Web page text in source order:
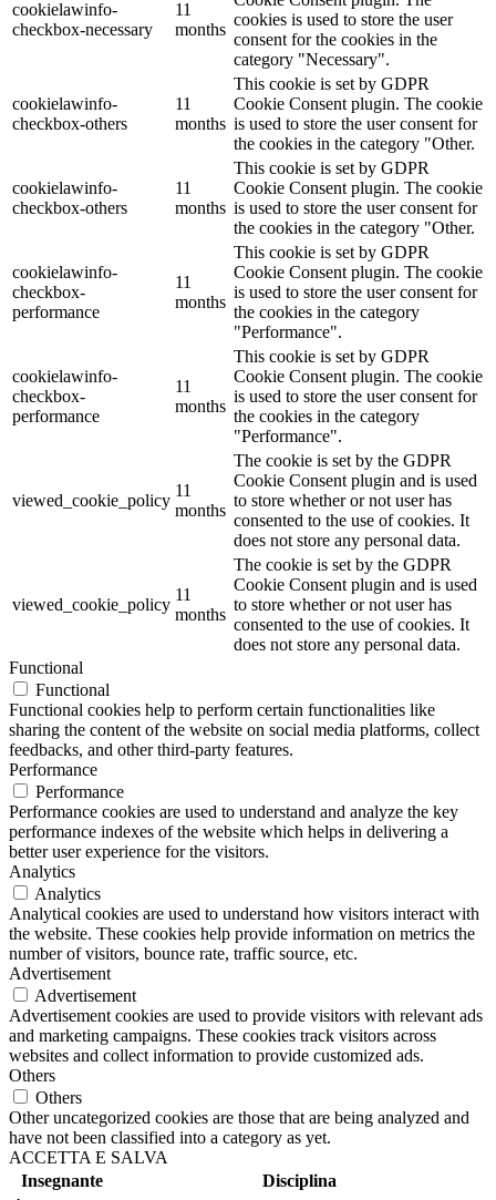
cookielawinfo-
checkbox-necessary
11
months
cookies is used to store the user
consent for the cookies in the
category "Necessary".
cookielawinfo-
checkbox-others
11
months
This cookie is set by GDPR
Cookie Consent plugin. The cookie
is used to store the user consent for
the cookies in the category "Other.
cookielawinfo-
checkbox-others
11
months
This cookie is set by GDPR
Cookie Consent plugin. The cookie
is used to store the user consent for
the cookies in the category "Other.
cookielawinfo-
checkbox-
performance
11
months
This cookie is set by GDPR
Cookie Consent plugin. The cookie
is used to store the user consent for
the cookies in the category
"Performance".
cookielawinfo-
checkbox-
performance
11
months
This cookie is set by GDPR
Cookie Consent plugin. The cookie
is used to store the user consent for
the cookies in the category
"Performance".
viewed_cookie_policy
11
months
The cookie is set by the GDPR
Cookie Consent plugin and is used
to store whether or not user has
consented to the use of cookies. It
does not store any personal data.
viewed_cookie_policy
11
months
The cookie is set by the GDPR
Cookie Consent plugin and is used
to store whether or not user has
consented to the use of cookies. It
does not store any personal data.
Functional
Functional
Functional cookies help to perform certain functionalities like
sharing the content of the website on social media platforms, collect
feedbacks, and other third-party features.
Performance
Performance
Performance cookies are used to understand and analyze the key
performance indexes of the website which helps in delivering a
better user experience for the visitors.
Analytics
Analytics
Analytical cookies are used to understand how visitors interact with
the website. These cookies help provide information on metrics the
number of visitors, bounce rate, traffic source, etc.
Advertisement
Advertisement
Advertisement cookies are used to provide visitors with relevant ads
and marketing campaigns. These cookies track visitors across
websites and collect information to provide customized ads.
Others
Others
Other uncategorized cookies are those that are being analyzed and
have not been classified into a category as yet.
ACCETTA E SALVA
Insegnante
Disciplina